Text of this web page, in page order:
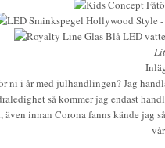
ni i år med julhandlingen? Jag
så kommer jag endast
även innan Corona fanns kände jag